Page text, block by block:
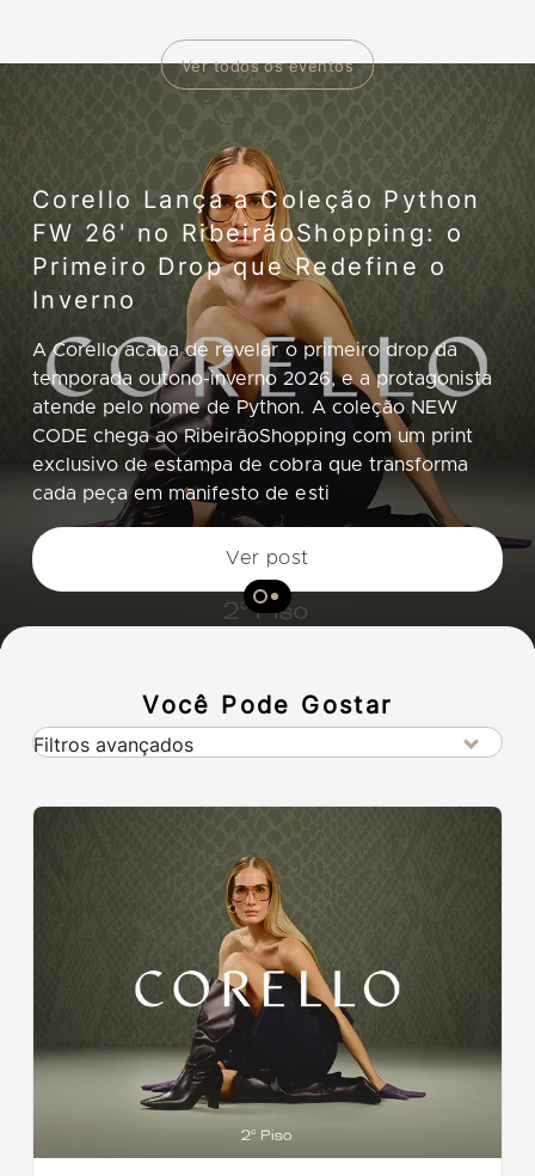
Ver todos os eventos
Corello Lança a Coleção Python
FW 26' no RibeirãoShopping: o
Primeiro Drop que Redefine o
Inverno
A Corello acaba de revelar o primeiro drop da
temporada outono-inverno 2026, e a protagonista
atende pelo nome de Python. A coleção NEW
CODE chega ao RibeirãoShopping com um print
exclusivo de estampa de cobra que transforma
cada peça em manifesto de esti
Ver post
Você Pode Gostar
Filtros avançados